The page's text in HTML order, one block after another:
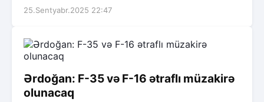
25.Sentyabr.2025 22:47
Ərdoğan: F-35 və F-16 ətraflı müzakirə
olunacaq